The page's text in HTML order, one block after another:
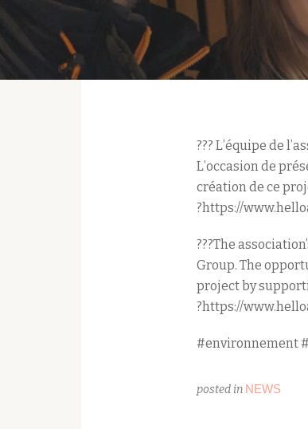
??? L’équipe de
L’occasion de
création de ce
?https://
???The
Group. The
project by
?https://
#environnement
posted in NEWS